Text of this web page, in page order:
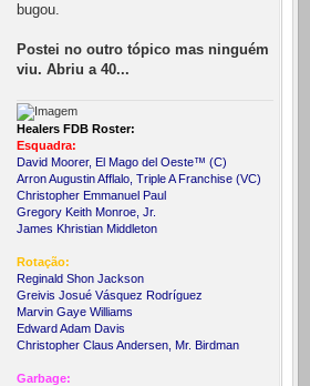
bugou.
Postei no outro tópico mas ninguém
viu. Abriu a 40...
Healers FDB Roster:
Esquadra:
David Moorer, El Mago del Oeste™ (C)
Arron Augustin Afflalo, Triple A Franchise (VC)
Christopher Emmanuel Paul
Gregory Keith Monroe, Jr.
James Khristian Middleton
Rotação:
Reginald Shon Jackson
Greivis Josué Vásquez Rodríguez
Marvin Gaye Williams
Edward Adam Davis
Christopher Claus Andersen, Mr. Birdman
Garbage: